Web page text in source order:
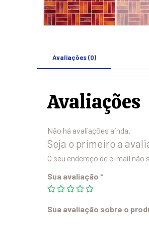
Avaliações (0)
Avaliações
Não há avaliações ainda.
Seja o primeiro a
O seu endereço de e-mail não
Sua avaliação *
Sua avaliação sobre o